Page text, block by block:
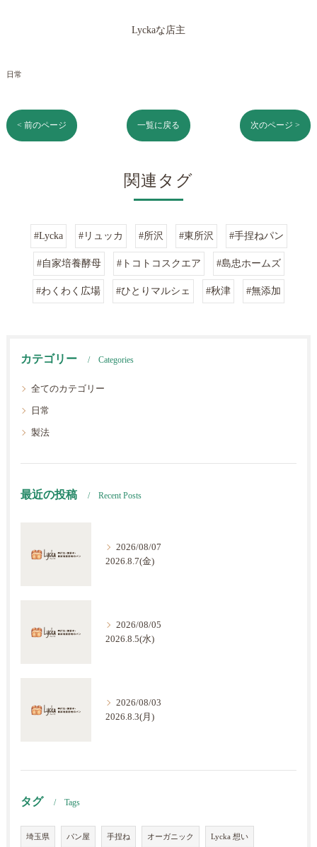
Lyckaな店主
日常
< 前のページ 一覧に戻る 次のページ >
関連タグ
#Lycka #リュッカ #所沢 #東所沢 #手捏ねパン
#自家培養酵母 #トコトコスクエア #島忠ホームズ
#わくわく広場 #ひとりマルシェ #秋津 #無添加
カテゴリー Categories
全てのカテゴリー
日常
製法
最近の投稿 Recent Posts
2026/08/07
2026.8.7(金)
2026/08/05
2026.8.5(水)
2026/08/03
2026.8.3(月)
タグ Tags
埼玉県 パン屋 手捏ね オーガニック Lycka 想い